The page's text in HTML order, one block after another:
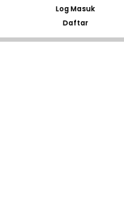
Log Masuk
Daftar